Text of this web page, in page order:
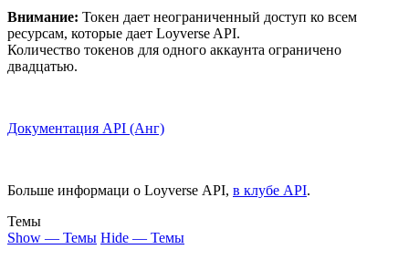
Внимание: Токен дает неограниченный доступ ко всем
ресурсам, которые дает Loyverse API.
Количество токенов для одного аккаунта ограничено
двадцатью.
Документация API (Aнг)
Больше информаци о Loyverse API, в клубе API.
Темы
Show — Темы Hide — Темы